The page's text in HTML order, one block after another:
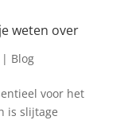
weten over
Blog
voor het
is slijtage